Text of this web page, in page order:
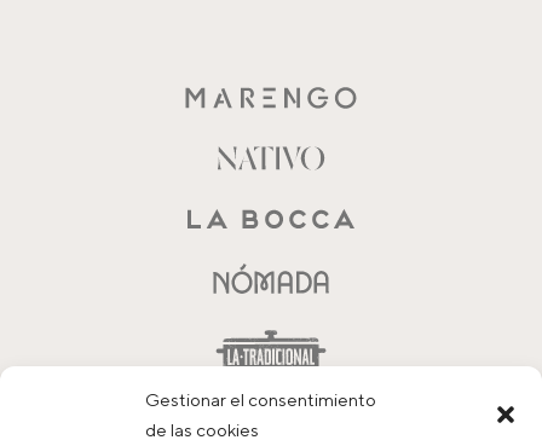
Gestionar el consentimiento
de las cookies